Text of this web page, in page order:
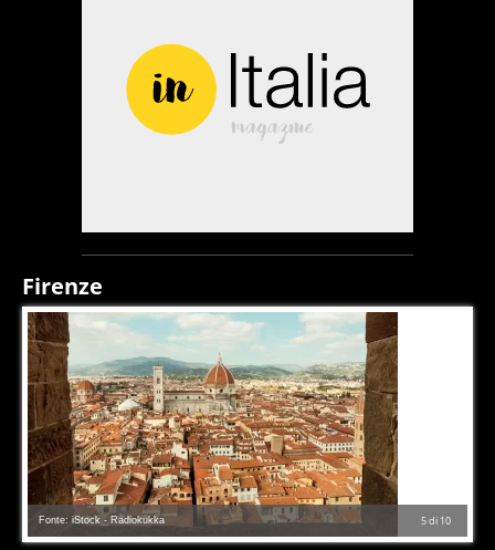
Firenze
5di 10
Fonte: iStock - Radiokukka